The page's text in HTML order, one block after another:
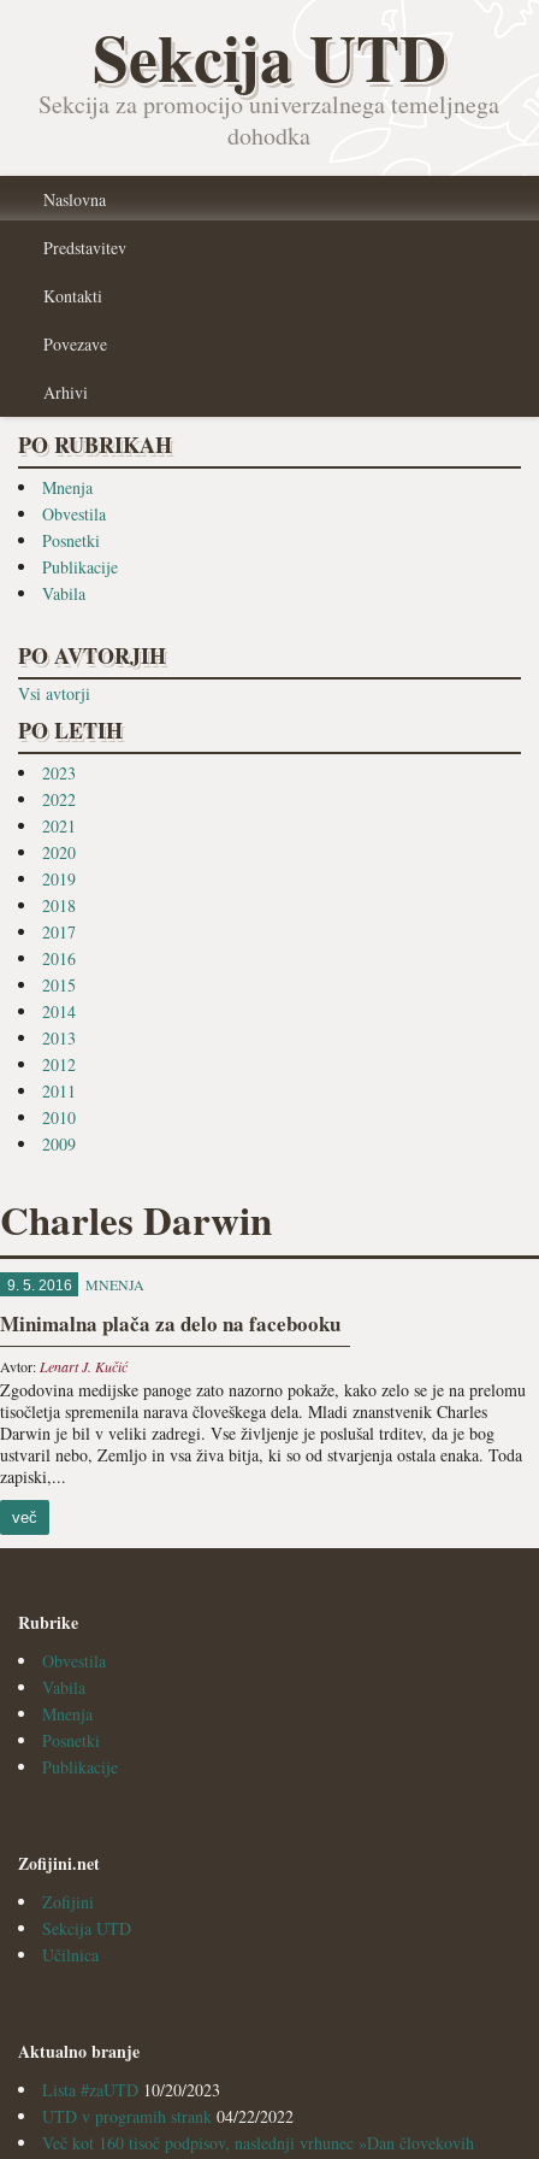
Sekcija UTD
Sekcija za promocijo univerzalnega temeljnega
dohodka
Naslovna
Predstavitev
Kontakti
Povezave
Arhivi
PO RUBRIKAH
Mnenja
Obvestila
Posnetki
Publikacije
Vabila
PO AVTORJIH
Vsi avtorji
PO LETIH
2023
2022
2021
2020
2019
2018
2017
2016
2015
2014
2013
2012
2011
2010
2009
Charles Darwin
9. 5. 2016 MNENJA
Minimalna plača za delo na facebooku
Avtor: Lenart J. Kučić
Zgodovina medijske panoge zato nazorno pokaže, kako zelo se je na prelomu
tisočletja spremenila narava človeškega dela. Mladi znanstvenik Charles
Darwin je bil v veliki zadregi. Vse življenje je poslušal trditev, da je bog
ustvaril nebo, Zemljo in vsa živa bitja, ki so od stvarjenja ostala enaka. Toda
zapiski,...
več
Rubrike
Obvestila
Vabila
Mnenja
Posnetki
Publikacije
Zofijini.net
Zofijini
Sekcija UTD
Učilnica
Aktualno branje
Lista #zaUTD 10/20/2023
UTD v programih strank 04/22/2022
Več kot 160 tisoč podpisov, naslednji vrhunec »Dan človekovih